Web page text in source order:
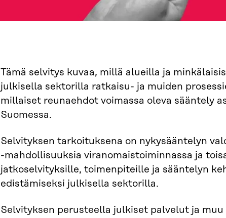
Tämä selvitys kuvaa, millä alueilla ja
julkisella sektorilla ratkaisu- ja muiden
millaiset reunaehdot voimassa oleva sääntely
Suomessa.
Selvityksen tarkoituksena on nykysääntelyn
-mahdollisuuksia viranomaistoiminnassa ja
jatkoselvityksille, toimenpiteille ja sääntelyn
edistämiseksi julkisella sektorilla.
Selvityksen perusteella julkiset palvelut ja